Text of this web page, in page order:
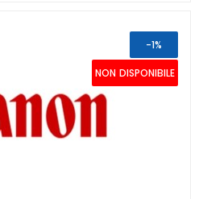
NON DISPONIBILE
-1%